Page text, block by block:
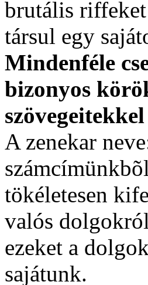
brutális riffeket
társul egy
Mindenféle
bizonyos
A zenekar
tökéletesen
valós
ezeket a
sajátunk.